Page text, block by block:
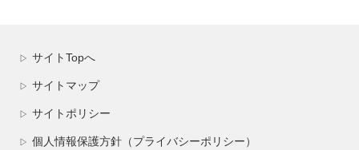
▷ サイトTopへ
▷ サイトマップ
▷ サイトポリシー
▷ 個人情報保護方針（プライバシーポリシー）